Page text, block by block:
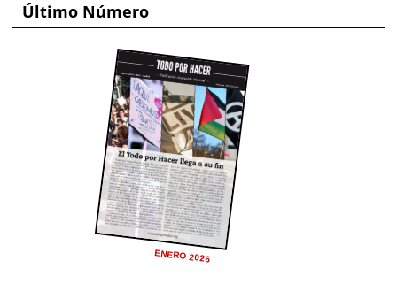
Último Número
ENERO 2026